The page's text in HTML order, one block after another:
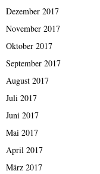
Dezember 2017
November 2017
Oktober 2017
September 2017
August 2017
Juli 2017
Juni 2017
Mai 2017
April 2017
März 2017